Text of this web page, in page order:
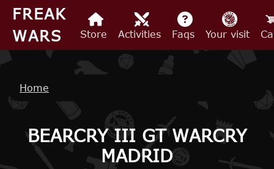
Skip to main content
FREAK
WARS
Store Activities Faqs Your visit
Breadcrumb
Home
BEARCRY III GT WARCRY
MADRID